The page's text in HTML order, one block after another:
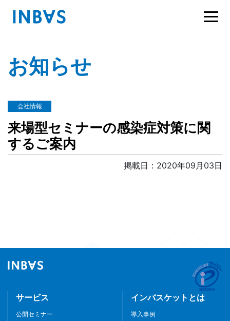
お知らせ
会社情報
来場型セミナーの感染症対策に関
するご案内
掲載日：2020年09月03日
サービス
公開セミナー
インバスケットとは
導入事例